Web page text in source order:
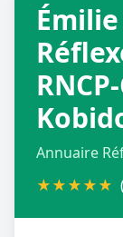
Annuaire
★★★★★